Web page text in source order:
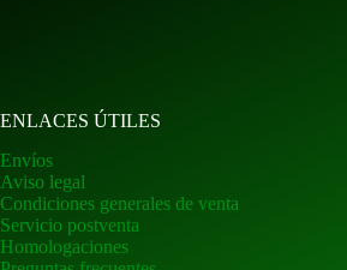
ENLACES ÚTILES
Envíos
Aviso legal
Condiciones generales de venta
Servicio postventa
Homologaciones